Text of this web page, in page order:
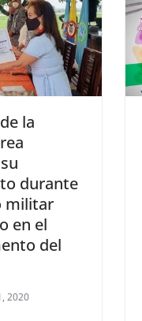
la
durante
militar
en el
del
2020